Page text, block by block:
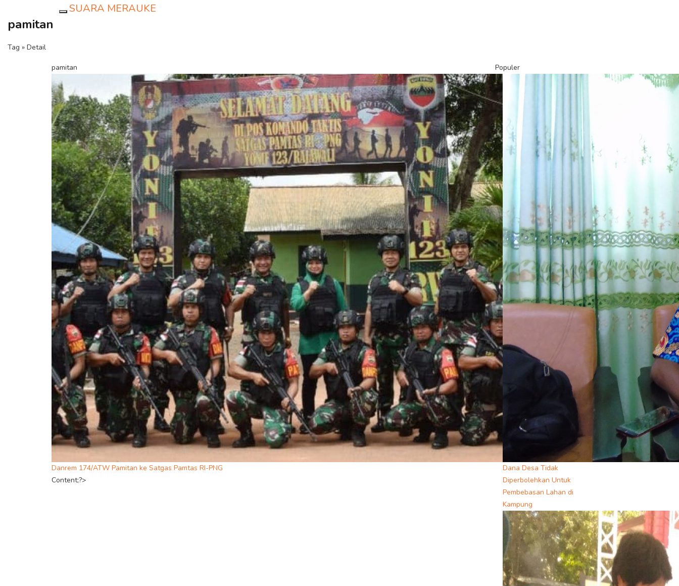
SUARA MERAUKE
pamitan
Tag » Detail
pamitan
Danrem 174/ATW Pamitan ke Satgas Pamtas RI-PNG
Content;?>
Populer
Dana Desa Tidak
Diperbolehkan Untuk
Pembebasan Lahan di
Kampung